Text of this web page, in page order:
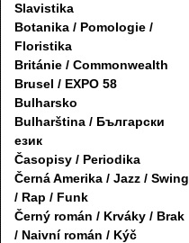
Slavistika
Botanika / Pomologie /
Floristika
Británie / Commonwealth
Brusel / EXPO 58
Bulharsko
Bulharština / Български
език
Časopisy / Periodika
Černá Amerika / Jazz / Swing
/ Rap / Funk
Černý román / Krváky / Brak
/ Naivní román / Kýč